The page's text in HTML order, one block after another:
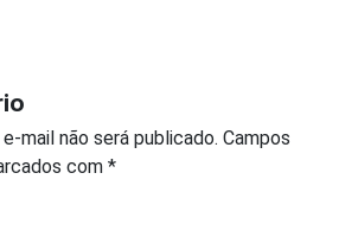
mail não será publicado. Campos
com *